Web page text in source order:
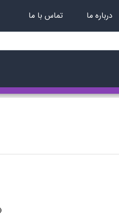
درباره ما تماس با ما